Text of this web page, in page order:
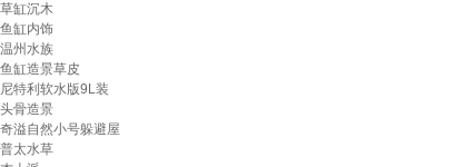
草缸沉木
鱼缸内饰
温州水族
鱼缸造景草皮
尼特利软水版9L装
头骨造景
奇溢自然小号躲避屋
普太水草